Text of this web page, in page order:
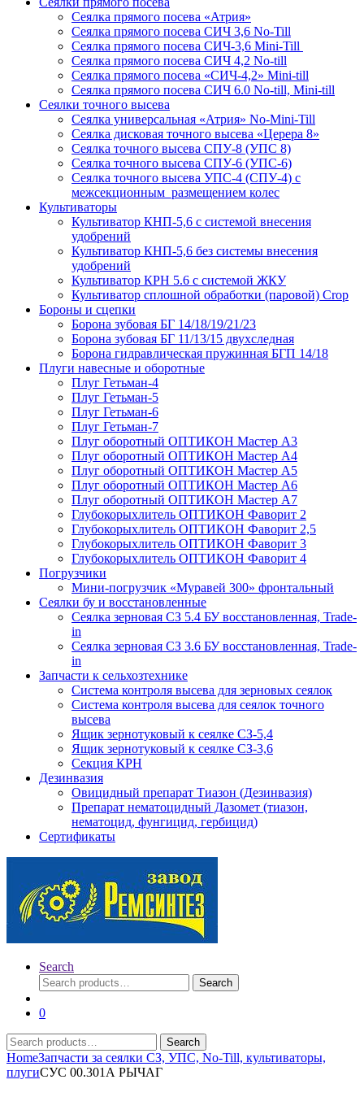
Сеялка прямого посева «Атрия»
Сеялка прямого посева СИЧ 3,6 No-Till
Сеялка прямого посева СИЧ-3,6 Mini-Till
Сеялка прямого посева СИЧ 4,2 No-till
Сеялка прямого посева «СИЧ-4,2» Mini-till
Сеялка прямого посева СИЧ 6.0 No-till, Mini-till
Сеялки точного высева
Сеялка универсальная «Атрия» No-Mini-Till
Сеялка дисковая точного высева «Церера 8»
Сеялка точного высева СПУ-8 (УПС 8)
Сеялка точного высева СПУ-6 (УПС-6)
Сеялка точного высева УПС-4 (СПУ-4) с
межсекционным размещением колес
Культиваторы
Культиватор КНП-5,6 с системой внесения
удобрений
Культиватор КНП-5,6 без системы внесения
удобрений
Культиватор КРН 5.6 с системой ЖКУ
Культиватор сплошной обработки (паровой) Crop
Бороны и сцепки
Борона зубовая БГ 14/18/19/21/23
Борона зубовая БГ 11/13/15 двухследная
Борона гидравлическая пружинная БГП 14/18
Плуги навесные и оборотные
Плуг Гетьман-4
Плуг Гетьман-5
Плуг Гетьман-6
Плуг Гетьман-7
Плуг оборотный ОПТИКОН Мастер А3
Плуг оборотный ОПТИКОН Мастер А4
Плуг оборотный ОПТИКОН Мастер А5
Плуг оборотный ОПТИКОН Мастер А6
Плуг оборотный ОПТИКОН Мастер А7
Глубокорыхлитель ОПТИКОН Фаворит 2
Глубокорыхлитель ОПТИКОН Фаворит 2,5
Глубокорыхлитель ОПТИКОН Фаворит 3
Глубокорыхлитель ОПТИКОН Фаворит 4
Погрузчики
Мини-погрузчик «Муравей 300» фронтальный
Сеялки бу и восстановленные
Сеялка зерновая СЗ 5.4 БУ восстановленная, Trade-
in
Сеялка зерновая СЗ 3.6 БУ восстановленная, Trade-
in
Запчасти к сельхозтехнике
Система контроля высева для зерновых сеялок
Система контроля высева для сеялок точного
высева
Ящик зернотуковый к сеялке СЗ-5,4
Ящик зернотуковый к сеялке СЗ-3,6
Секция КРН
Дезинвазия
Овицидный препарат Тиазон (Дезинвазия)
Препарат нематоцидный Дазомет (тиазон,
нематоцид, фунгицид, гербицид)
Сертификаты
Search
Search
for:
Search
0
Search
for:
Search
HomeЗапчасти за сеялки СЗ, УПС, No-Till, культиваторы,
плугиСУС 00.301А РЫЧАГ